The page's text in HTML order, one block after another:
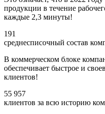
продукции в течение
каждые 2,3 минуты!
191
среднесписочный состав
В коммерческом блоке
обеспечивает быстрое и
клиентов!
55 957
клиентов за всю историю